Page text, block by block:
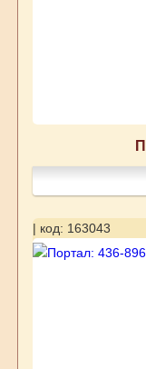
| код: 163043